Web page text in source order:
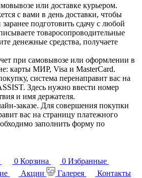
или доставке курьером.
с вами в день доставки, чтобы
подготовить сдачу с любой
товаросопроводительные
денежные средства, получаете
при самовывозе или оформлении в
карты МИР, Visa и MasterCard.
система перенаправит вас на
Здесь нужно ввести номер
и имя держателя.
заказе. Для совершения покупки
вас на страницу платежного
заполнить форму по
0 Корзина 0 Избранные
Акции Галерея
Контакты